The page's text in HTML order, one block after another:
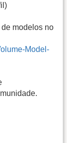
modelos no
Model-